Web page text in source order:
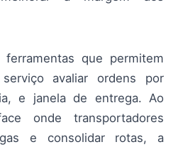
ferramentas que permitem
avaliar ordens por
e janela de entrega. Ao
onde transportadores
e consolidar rotas, a